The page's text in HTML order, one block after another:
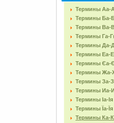
Термины Аа-
Термины Ба-
Термины Ва-
Термины Га-
Термины Да-
Термины Еа-
Термины Єа-
Термины Жа-
Термины За-
Термины Иа-
Термины Іа-
Термины Їа-Їя
Термины Ка-